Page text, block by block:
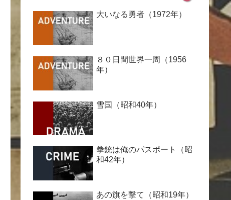
大いなる勇者（1972年）
８０日間世界一周（1956
年）
雪国（昭和40年）
拳銃は俺のパスポート（昭
和42年）
あの旗を撃て（昭和19年）